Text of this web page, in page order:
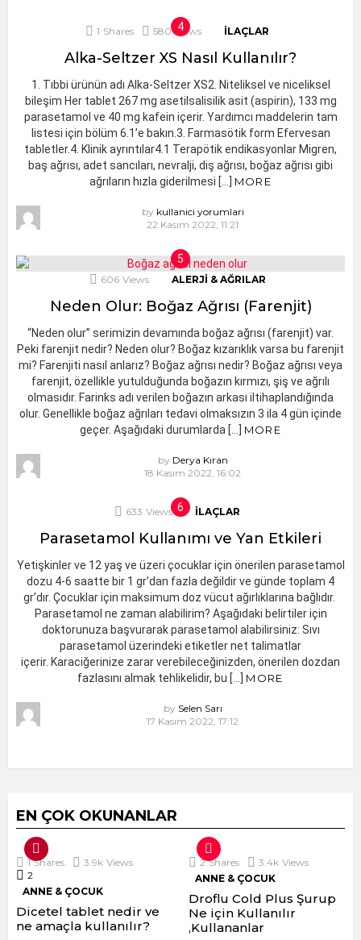
1 Shares 580 Views İLAÇLAR
Alka-Seltzer XS Nasıl Kullanılır?
1. Tıbbi ürünün adı Alka-Seltzer XS2. Niteliksel ve niceliksel
bileşim Her tablet 267 mg asetilsalisilik asit (aspirin), 133 mg
parasetamol ve 40 mg kafein içerir. Yardımcı maddelerin tam
listesi için bölüm 6.1’e bakın.3. Farmasötik form Efervesan
tabletler.4. Klinik ayrıntılar4.1 Terapötik endikasyonlar Migren,
baş ağrısı, adet sancıları, nevralji, diş ağrısı, boğaz ağrısı gibi
ağrıların hızla giderilmesi […] MORE
by kullanici yorumlari
22 Kasım 2022, 11:21
606 Views ALERJI & AĞRILAR
Neden Olur: Boğaz Ağrısı (Farenjit)
“Neden olur” serimizin devamında boğaz ağrısı (farenjit) var.
Peki farenjit nedir? Neden olur? Boğaz kızarıklık varsa bu farenjit
mi? Farenjiti nasıl anlarız? Boğaz ağrısı nedir? Boğaz ağrısı veya
farenjit, özellikle yutulduğunda boğazın kırmızı, şiş ve ağrılı
olmasıdır. Farinks adı verilen boğazın arkası iltihaplandığında
olur. Genellikle boğaz ağrıları tedavi olmaksızın 3 ila 4 gün içinde
geçer. Aşağıdaki durumlarda […] MORE
by Derya Kıran
18 Kasım 2022, 16:02
633 Views İLAÇLAR
Parasetamol Kullanımı ve Yan Etkileri
Yetişkinler ve 12 yaş ve üzeri çocuklar için önerilen parasetamol
dozu 4-6 saatte bir 1 gr’dan fazla değildir ve günde toplam 4
gr’dır. Çocuklar için maksimum doz vücut ağırlıklarına bağlıdır.
Parasetamol ne zaman alabilirim? Aşağıdaki belirtiler için
doktorunuza başvurarak parasetamol alabilirsiniz: Sıvı
parasetamol üzerindeki etiketler net talimatlar
içerir. Karaciğerinize zarar verebileceğinizden, önerilen dozdan
fazlasını almak tehlikelidir, bu […] MORE
by Selen Sarı
17 Kasım 2022, 17:12
EN ÇOK OKUNANLAR
1 Shares 3.9k Views
2
ANNE & ÇOCUK
Dicetel tablet nedir ve
ne amaçla kullanılır?
2 Shares 3.4k Views
ANNE & ÇOCUK
Droflu Cold Plus Şurup
Ne için Kullanılır
,Kullananlar